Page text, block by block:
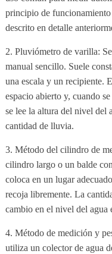
principio de funcionamiento
descrito en detalle
2. Pluviómetro de varilla:
manual sencillo. Suele
una escala y un recipiente.
espacio abierto y, cuando
se lee la altura del nivel del
cantidad de lluvia.
3. Método del cilindro de
cilindro largo o un balde
coloca en un lugar
recoja libremente. La
cambio en el nivel del agua
4. Método de medición y
utiliza un colector de agua